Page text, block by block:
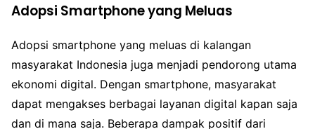
Adopsi Smartphone yang Meluas
Adopsi smartphone yang meluas di kalangan
masyarakat Indonesia juga menjadi pendorong utama
ekonomi digital. Dengan smartphone, masyarakat
dapat mengakses berbagai layanan digital kapan saja
dan di mana saja. Beberapa dampak positif dari